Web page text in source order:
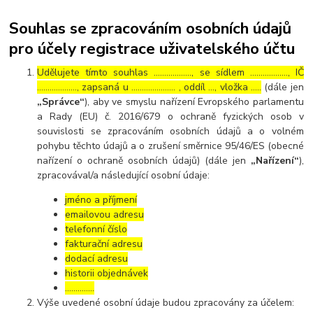
Souhlas se zpracováním osobních údajů
pro účely registrace uživatelského účtu
Udělujete tímto souhlas ……………..., se sídlem ………………, IČ
………………., zapsaná u ………………… , oddíl …, vložka ….. (dále jen
„Správce“), aby ve smyslu nařízení Evropského parlamentu
a Rady (EU) č. 2016/679 o ochraně fyzických osob v
souvislosti se zpracováním osobních údajů a o volném
pohybu těchto údajů a o zrušení směrnice 95/46/ES (obecné
nařízení o ochraně osobních údajů) (dále jen „Nařízení“),
zpracovával/a následující osobní údaje:
jméno a příjmení
emailovou adresu
telefonní číslo
fakturační adresu
dodací adresu
historii objednávek
…………..
Výše uvedené osobní údaje budou zpracovány za účelem: